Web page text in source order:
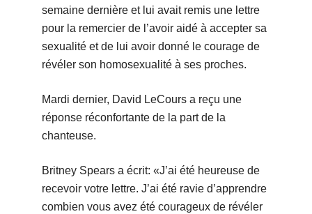
semaine dernière et lui avait remis une lettre
pour la remercier de l’avoir aidé à accepter sa
sexualité et de lui avoir donné le courage de
révéler son homosexualité à ses proches.
Mardi dernier, David LeCours a reçu une
réponse réconfortante de la part de la
chanteuse.
Britney Spears a écrit: «J’ai été heureuse de
recevoir votre lettre. J’ai été ravie d’apprendre
combien vous avez été courageux de révéler